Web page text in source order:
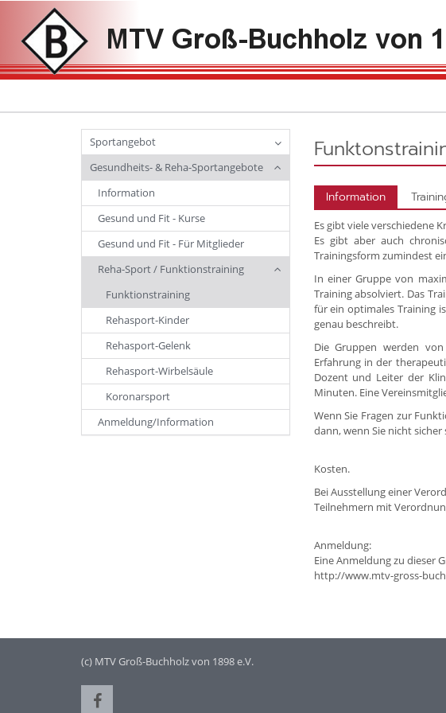
Sportangebot
Gesundheits- & Reha-Sportangebote
Information
Gesund und Fit - Kurse
Gesund und Fit - Für Mitglieder
Reha-Sport / Funktionstraining
Funktionstraining
Rehasport-Kinder
Rehasport-Gelenk
Rehasport-Wirbelsäule
Koronarsport
Anmeldung/Information
Information
Es gibt viele verschiedene
Es gibt aber auch
Trainingsform zumindest
In einer Gruppe von
Training absolviert. Das
für ein optimales Training
genau beschreibt.
Die Gruppen werden
Erfahrung in der
Dozent und Leiter der
Minuten. Eine
Wenn Sie Fragen zur
dann, wenn Sie nicht sicher
Kosten.
Bei Ausstellung einer
Teilnehmern mit
Anmeldung:
Eine Anmeldung zu dieser
http://www.mtv-gross-
(c) MTV Groß-Buchholz von 1898 e.V.